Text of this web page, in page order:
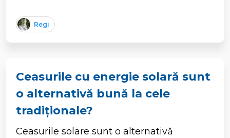
Regi
Ceasurile cu energie solară sunt
o alternativă bună la cele
tradiționale?
Ceasurile solare sunt o alternativă